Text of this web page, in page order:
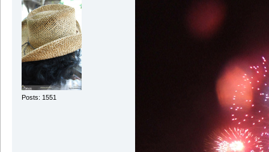
Posts: 1551